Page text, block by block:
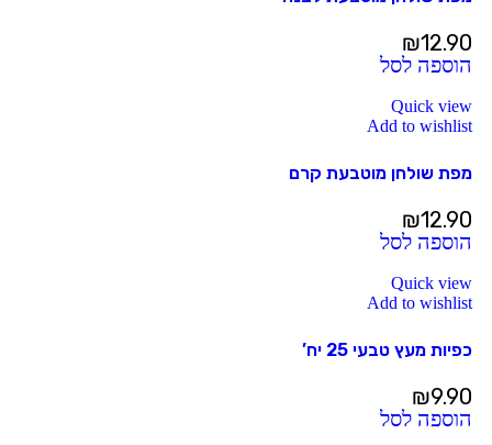
₪12.90
הוספה לסל
Quick view
Add to wishlist
מפת שולחן מוטבעת קרם
₪12.90
הוספה לסל
Quick view
Add to wishlist
כפיות מעץ טבעי 25 יח’
₪9.90
הוספה לסל